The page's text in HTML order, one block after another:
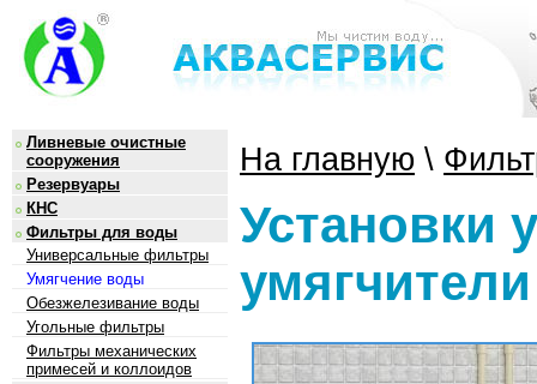
Ливневые очистные
сооружения
Резервуары
КНС
Фильтры для воды
Универсальные фильтры
Умягчение воды
Обезжелезивание воды
Угольные фильтры
Фильтры механических
примесей и коллоидов
На главную \
Установки